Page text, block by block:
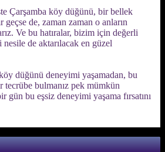
Çarşamba köy düğünü, bir bellek
geçse de, zaman zaman o anların
Ve bu hatıralar, bizim için değerli
de aktarılacak en güzel
düğünü deneyimi yaşamadan, bu
bulmanız pek mümkün
gün bu eşsiz deneyimi yaşama fırsatını